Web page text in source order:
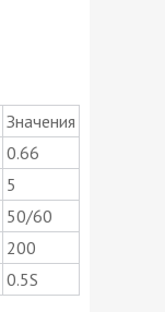
Значения
0.66
5
50/60
200
0.5S